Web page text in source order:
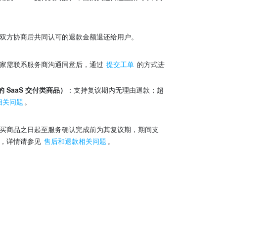
协商后共同认可的退款金额退还给用户。
需联系服务商沟通同意后，通过 提交工单 的方式进
SaaS 交付类商品）
：支持复议期内无理由退款；超
关问题。
商品之日起至服务确认完成前为其复议期，期间支
详情请参见 售后和退款相关问题 。